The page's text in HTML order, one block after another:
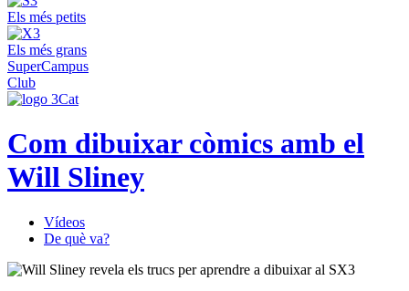
Els més petits
Els més grans
SuperCampus
Club
Com dibuixar còmics amb el
Will Sliney
Vídeos
De què va?